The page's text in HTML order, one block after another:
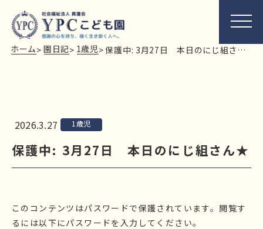
ホーム> 園日記> 1歳児> 保護中: 3月27日 本日のにじ組さん★
2026.3.27 1歳児
保護中: 3月27日 本日のにじ組さん★
このコンテンツはパスワードで保護されています。閲覧す
るには以下にパスワードを入力してください。